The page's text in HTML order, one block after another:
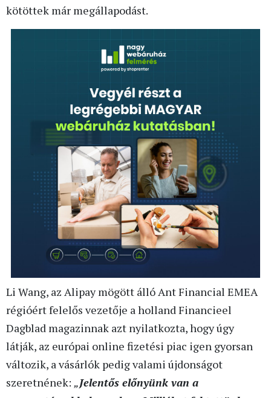
kötöttek már megállapodást.
Li Wang, az Alipay mögött álló Ant Financial EMEA
régióért felelős vezetője a holland Financieel
Dagblad magazinnak azt nyilatkozta, hogy úgy
látják, az európai online fizetési piac igen gyorsan
változik, a vásárlók pedig valami újdonságot
szeretnének: „Jelentős előnyünk van a